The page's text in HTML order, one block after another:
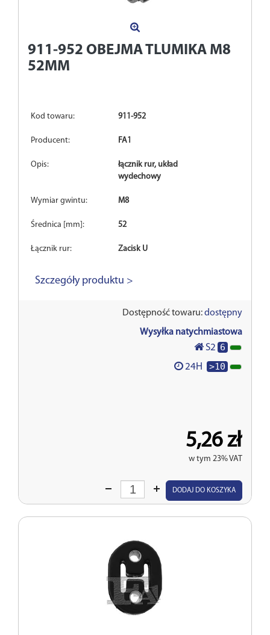
911-952 OBEJMA TLUMIKA M8
52MM
Kod towaru: 911-952
Producent: FA1
Opis:
łącznik rur, układ
wydechowy
Wymiar gwintu: M8
Średnica [mm]: 52
Łącznik rur: Zacisk U
Szczegóły produktu >
Dostępność towaru:dostępny
Wysyłka natychmiastowa
S2 6
24H >10
5,26 zł
w tym 23% VAT
Wprowadź
DODAJ DO KOSZYKA